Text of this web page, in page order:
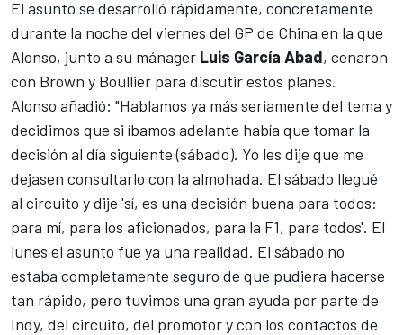
El asunto se desarrolló rápidamente, concretamente
durante la noche del viernes del GP de China en la que
Alonso, junto a su mánager Luis García Abad, cenaron
con Brown y Boullier para discutir estos planes.
Alonso añadió: "Hablamos ya más seriamente del tema y
decidimos que si íbamos adelante había que tomar la
decisión al día siguiente (sábado). Yo les dije que me
dejasen consultarlo con la almohada. El sábado llegué
al circuito y dije 'sí, es una decisión buena para todos:
para mí, para los aficionados, para la F1, para todos'. El
lunes el asunto fue ya una realidad. El sábado no
estaba completamente seguro de que pudiera hacerse
tan rápido, pero tuvimos una gran ayuda por parte de
Indy, del circuito, del promotor y con los contactos de